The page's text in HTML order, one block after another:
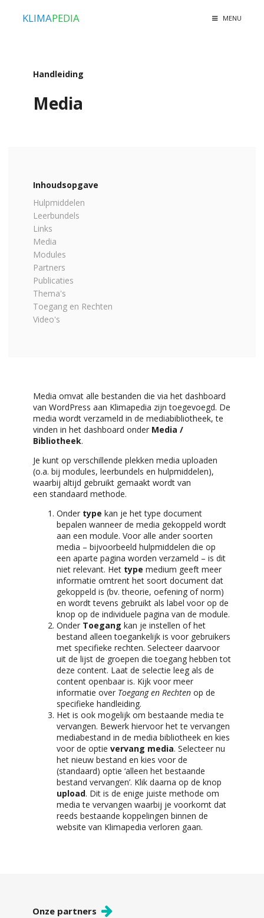
KLIMAPEDIA MENU
Handleiding
Media
Inhoudsopgave
Hulpmiddelen
Leerbundels
Links
Media
Modules
Partners
Publicaties
Thema's
Toegang en Rechten
Video's
Media omvat alle bestanden die via het dashboard
van WordPress aan Klimapedia zijn toegevoegd. De
media wordt verzameld in de mediabibliotheek, te
vinden in het dashboard onder Media /
Bibliotheek.
Je kunt op verschillende plekken media uploaden
(o.a. bij modules, leerbundels en hulpmiddelen),
waarbij altijd gebruikt gemaakt wordt van
een standaard methode.
Onder type kan je het type document
bepalen wanneer de media gekoppeld wordt
aan een module. Voor alle ander soorten
media – bijvoorbeeld hulpmiddelen die op
een aparte pagina worden verzameld – is dit
niet relevant. Het type medium geeft meer
informatie omtrent het soort document dat
gekoppeld is (bv. theorie, oefening of norm)
en wordt tevens gebruikt als label voor op de
knop op de individuele pagina van de module.
Onder Toegang kan je instellen of het
bestand alleen toegankelijk is voor gebruikers
met specifieke rechten. Selecteer daarvoor
uit de lijst de groepen die toegang hebben tot
deze content. Laat de selectie leeg als de
content openbaar is. Kijk voor meer
informatie over Toegang en Rechten op de
specifieke handleiding.
Het is ook mogelijk om bestaande media te
vervangen. Bewerk hiervoor het te vervangen
mediabestand in de media bibliotheek en kies
voor de optie vervang media. Selecteer nu
het nieuw bestand en kies voor de
(standaard) optie ‘alleen het bestaande
bestand vervangen’. Klik daarna op de knop
upload. Dit is de enige juiste methode om
media te vervangen waarbij je voorkomt dat
reeds bestaande koppelingen binnen de
website van Klimapedia verloren gaan.
Onze partners